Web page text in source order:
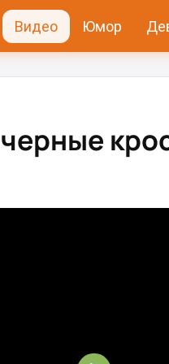
Видео Юмор